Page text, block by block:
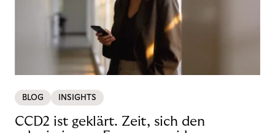
BLOG INSIGHTS
CCD2 ist geklärt. Zeit, sich den